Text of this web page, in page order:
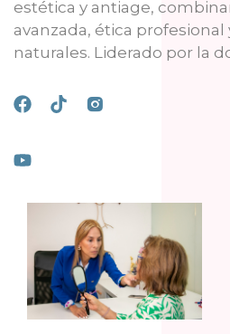
estética y antiage,
avanzada, ética
naturales. Liderado por la